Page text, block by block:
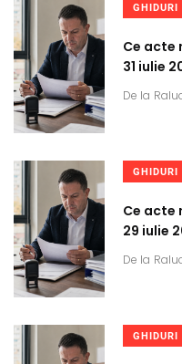
GHIDURI
Ce acte
31 iulie
De la
GHIDURI
Ce acte
29 iulie
De la
GHIDURI